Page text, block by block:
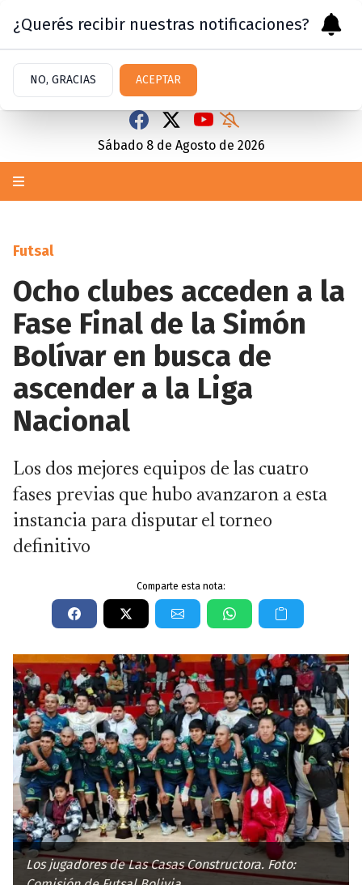
Sábado 8 de Agosto de 2026
Futsal
Ocho clubes acceden a la
Fase Final de la Simón
Bolívar en busca de
ascender a la Liga
Nacional
Los dos mejores equipos de las cuatro
fases previas que hubo avanzaron a esta
instancia para disputar el torneo
definitivo
Comparte esta nota:
Los jugadores de Las Casas Constructora. Foto:
¿Querés recibir nuestras notificaciones?
NO, GRACIAS ACEPTAR